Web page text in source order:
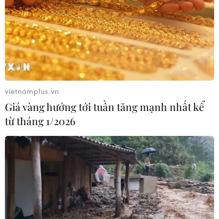
thành lập Sở giao dịch hàng hóa
05/08/2026 14:59
Foxconn đạt doanh thu cao kỷ lục
nhờ nhu cầu mạnh đối với AI
05/08/2026 13:41
Hãng Walt Disney ký thỏa thuận
chưa từng có tiền lệ với TikTok
05/08/2026 13:31
Cảng hàng không Quảng Trị tăng
vietnamplus.vn
Giá vàng hướng tới tuần tăng mạnh nhất kể
từ tháng 1/2026